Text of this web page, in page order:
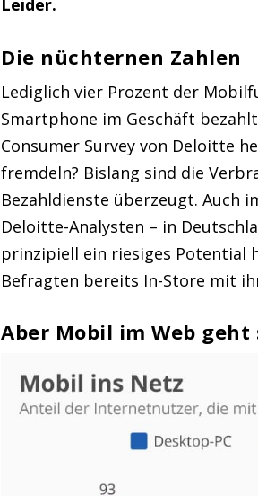
Die nüchternen Zahlen
Lediglich vier Prozent der
Smartphone im Geschäft
Consumer Survey von Deloitte
fremdeln? Bislang sind die
Bezahldienste überzeugt. Auch
Deloitte-Analysten – in
prinzipiell ein riesiges Potential
Befragten bereits In-Store mit
Aber Mobil im Web geht